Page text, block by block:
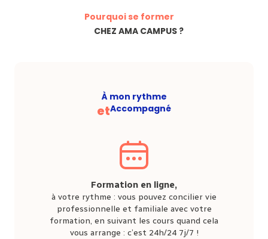
Pourquoi se former
CHEZ AMA CAMPUS ?
À mon rythme
etAccompagné
Formation en ligne,
à votre rythme : vous pouvez concilier vie
professionnelle et familiale avec votre
formation, en suivant les cours quand cela
vous arrange : c’est 24h/24 7j/7 !